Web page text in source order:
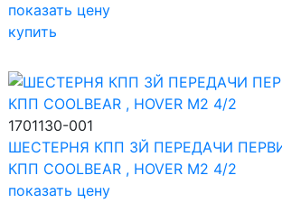
показать цену
купить
1701130-001
ШЕСТЕРНЯ КПП 3Й ПЕРЕДАЧИ
КПП COOLBEAR , HOVER M2 4/2
показать цену